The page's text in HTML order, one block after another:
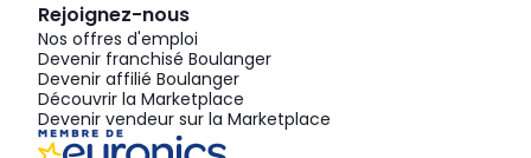
Rejoignez-nous
Nos offres d'emploi
Devenir franchisé Boulanger
Devenir affilié Boulanger
Découvrir la Marketplace
Devenir vendeur sur la Marketplace